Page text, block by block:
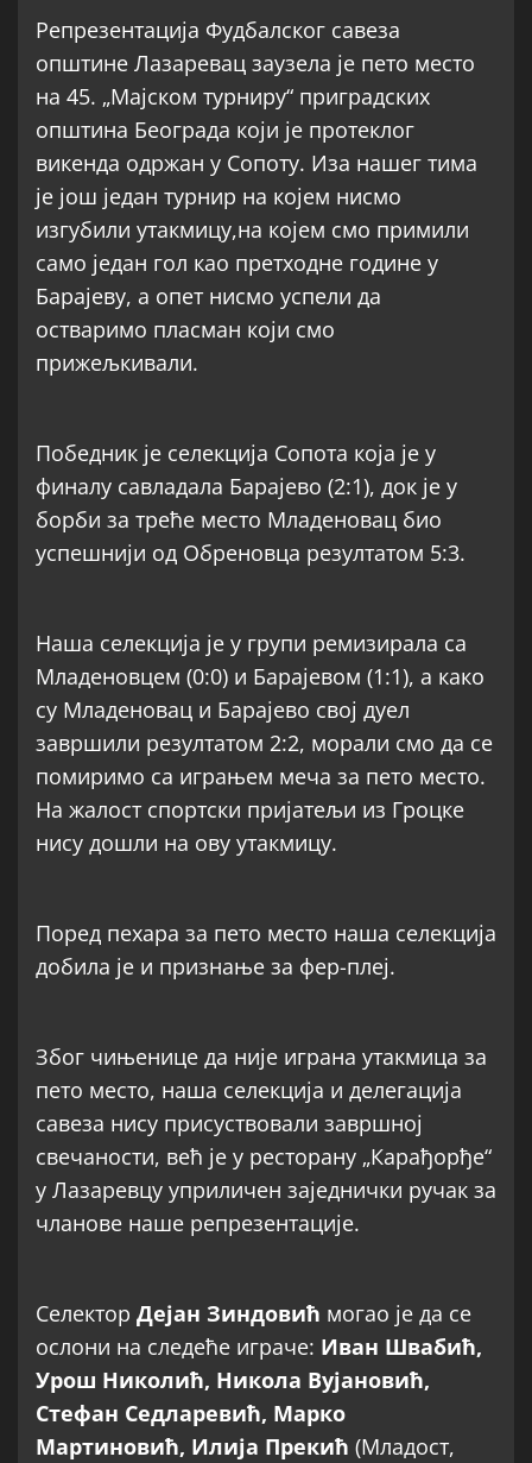
Репрезентација Фудбалског савеза
општине Лазаревац заузела је пето место
на 45. „Мајском турниру“ приградских
општина Београда који је протеклог
викенда одржан у Сопоту. Иза нашег тима
је још један турнир на којем нисмо
изгубили утакмицу,на којем смо примили
само један гол као претходне године у
Барајеву, а опет нисмо успели да
остваримо пласман који смо
прижељкивали.
Победник је селекција Сопота која је у
финалу савладала Барајево (2:1), док је у
борби за треће место Младеновац био
успешнији од Обреновца резултатом 5:3.
Наша селекција је у групи ремизирала са
Младеновцем (0:0) и Барајевом (1:1), а како
су Младеновац и Барајево свој дуел
завршили резултатом 2:2, морали смо да се
помиримо са играњем меча за пето место.
На жалост спортски пријатељи из Гроцке
нису дошли на ову утакмицу.
Поред пехара за пето место наша селекција
добила је и признање за фер-плеј.
Због чињенице да није играна утакмица за
пето место, наша селекција и делегација
савеза нису присуствовали завршној
свечаности, већ је у ресторану „Карађорђе“
у Лазаревцу уприличен заједнички ручак за
чланове наше репрезентације.
Селектор Дејан Зиндовић могао је да се
ослони на следеће играче: Иван Швабић,
Урош Николић, Никола Вујановић,
Стефан Седларевић, Марко
Мартиновић, Илија Прекић (Младост,